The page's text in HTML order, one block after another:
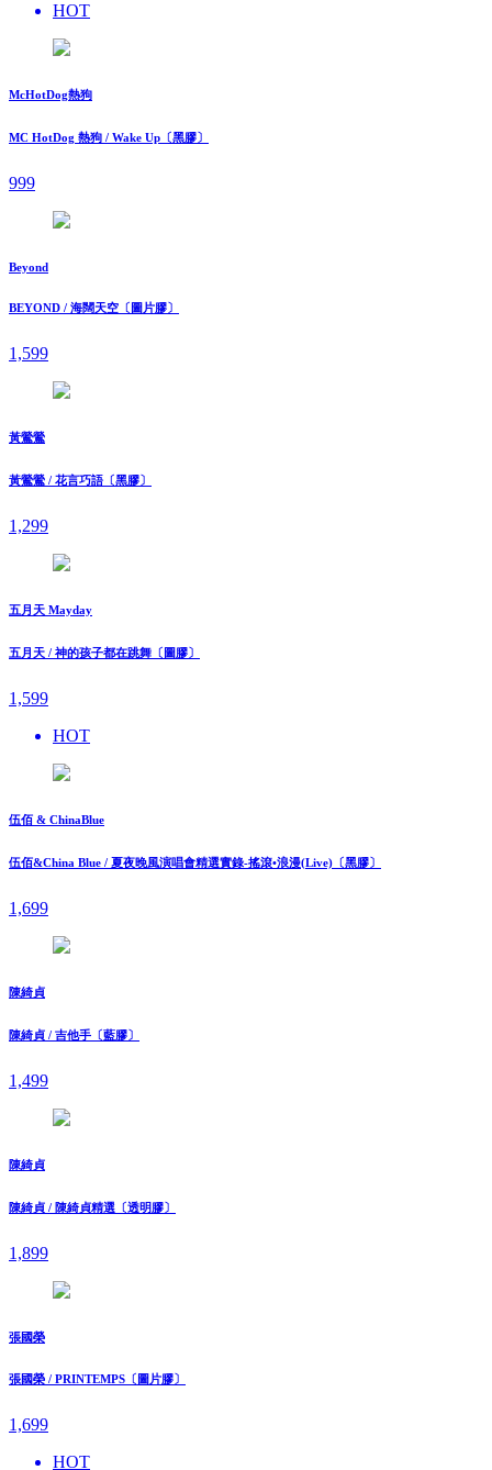
HOT
McHotDog熱狗
MC HotDog 熱狗 / Wake Up〔黑膠〕
999
Beyond
BEYOND / 海闊天空〔圖片膠〕
1,599
黃鶯鶯
黃鶯鶯 / 花言巧語〔黑膠〕
1,299
五月天 Mayday
五月天 / 神的孩子都在跳舞〔圖膠〕
1,599
HOT
伍佰 & ChinaBlue
伍佰&China Blue / 夏夜晚風演唱會精選實錄-搖滾•浪漫(Live)〔黑膠〕
1,699
陳綺貞
陳綺貞 / 吉他手〔藍膠〕
1,499
陳綺貞
陳綺貞 / 陳綺貞精選〔透明膠〕
1,899
張國榮
張國榮 / PRINTEMPS〔圖片膠〕
1,699
HOT